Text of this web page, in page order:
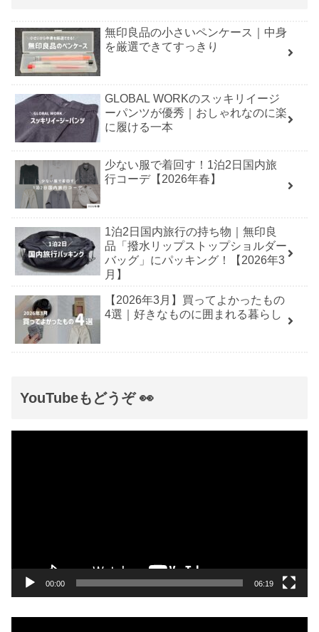
無印良品の小さいペンケース｜中身
を厳選できてすっきり
GLOBAL WORKのスッキリイージ
ーパンツが優秀｜おしゃれなのに楽
に履ける一本
少ない服で着回す！1泊2日国内旅
行コーデ【2026年春】
1泊2日国内旅行の持ち物｜無印良
品「撥水リップストップショルダー
バッグ」にパッキング！【2026年3
月】
【2026年3月】買ってよかったもの
4選｜好きなものに囲まれる暮らし
YouTubeもどうぞ 👀
00:00 06:19